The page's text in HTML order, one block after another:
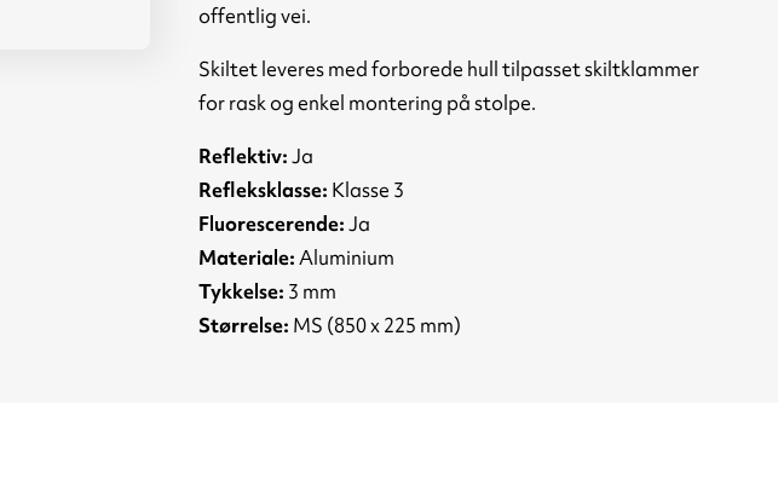
offentlig vei.
Skiltet leveres med forborede hull tilpasset skiltklammer
for rask og enkel montering på stolpe.
Reflektiv:Ja
Refleksklasse: Klasse 3
Fluorescerende:Ja
Materiale:Aluminium
Tykkelse: 3 mm
Størrelse: MS (850 x 225 mm)